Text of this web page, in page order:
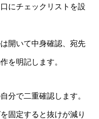
にチェックリストを設
開いて中身確認、宛先
を明記します。
分で二重確認します。
固定すると抜けが減り